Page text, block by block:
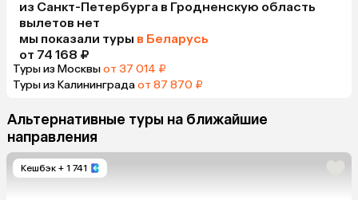
из Санкт-Петербурга в Гродненскую область
вылетов нет
мы показали туры в Беларусь
от 74 168 ₽
Туры из Москвыот 37 014 ₽
Туры из Калининградаот 87 870 ₽
Альтернативные туры на ближайшие
направления
Кешбэк + 1 741